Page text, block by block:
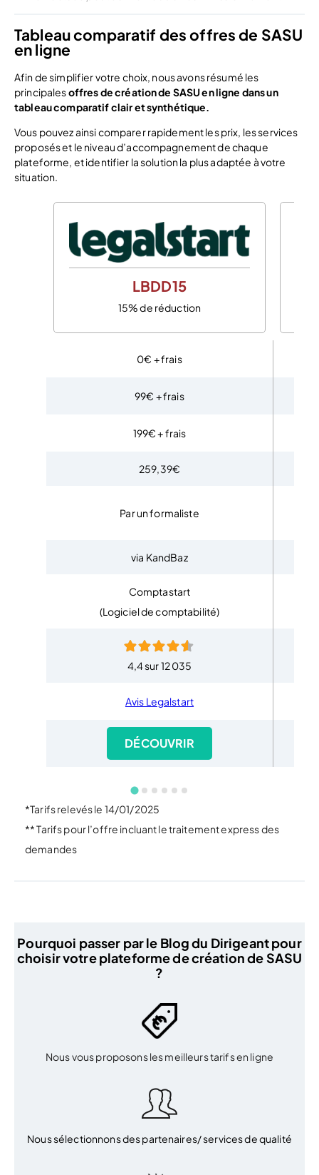
Tableau comparatif des offres de SASU
en ligne
Afin de simplifier votre choix, nous avons résumé les
principalesoffres de création de SASU en ligne dans un
tableau comparatif clair et synthétique.
Vous pouvez ainsi comparer rapidement les prix, les services
proposés et le niveau d’accompagnement de chaque
plateforme, et identifier la solution la plus adaptée à votre
situation.
LBDD15
15% de réduction
0€ + frais
99€ + frais
199€ + frais
259,39€
Par un formaliste
via KandBaz
Comptastart
(Logiciel de comptabilité)
4,4 sur 12 035
Avis Legalstart
DÉCOUVRIR
*Tarifs relevés le 14/01/2025
** Tarifs pour l’offre incluant le traitement express des
demandes
Pourquoi passer par le Blog du Dirigeant pour
choisir votre plateforme de création de SASU
?
Nous vous proposons les meilleurs tarifs en ligne
Nous sélectionnons des partenaires/ services de qualité